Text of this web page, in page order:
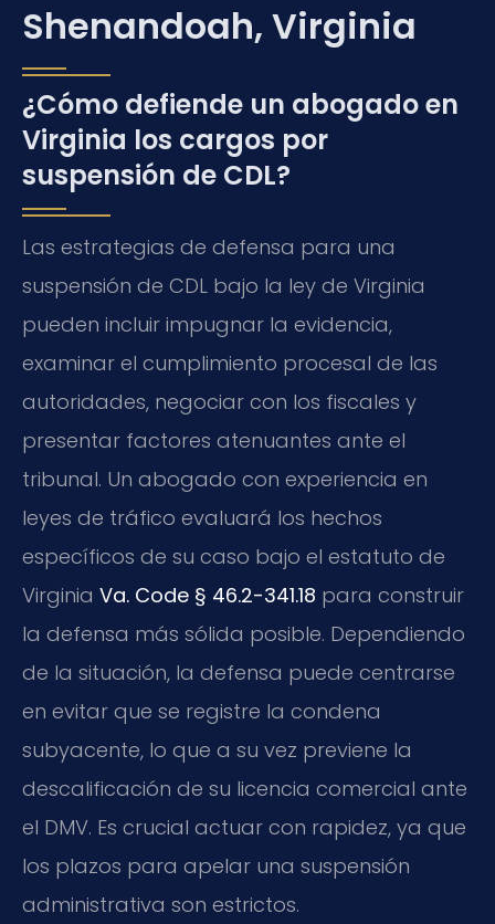
Shenandoah, Virginia
¿Cómo defiende un abogado en
Virginia los cargos por
suspensión de CDL?
Las estrategias de defensa para una
suspensión de CDL bajo la ley de Virginia
pueden incluir impugnar la evidencia,
examinar el cumplimiento procesal de las
autoridades, negociar con los fiscales y
presentar factores atenuantes ante el
tribunal. Un abogado con experiencia en
leyes de tráfico evaluará los hechos
específicos de su caso bajo el estatuto de
Virginia Va. Code § 46.2-341.18 para construir
la defensa más sólida posible. Dependiendo
de la situación, la defensa puede centrarse
en evitar que se registre la condena
subyacente, lo que a su vez previene la
descalificación de su licencia comercial ante
el DMV. Es crucial actuar con rapidez, ya que
los plazos para apelar una suspensión
administrativa son estrictos.